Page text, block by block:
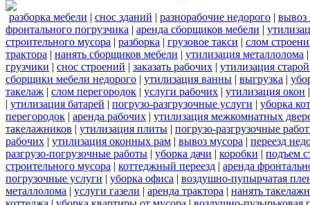
разборка мебели | снос зданий | разнорабочие недорого | вывоз
фронтального погрузчика | аренда сборщиков мебели |
строительного мусора | разборка | грузовое такси | слом
трактора | нанять сборщиков мебели | утилизация металлолома
грузчики | снос строений | заказать рабочих | утилизация
сборщики мебели недорого | утилизация ванны | выгрузка |
такелаж | слом перегородок | услуги рабочих | утилизация окон
| утилизация батарей | погрузо-разгрузочные услуги | уборка
перегородок | аренда рабочих | утилизация межкомнатных
такелажников | утилизация плиты | погрузо-разгрузочные
рабочих | утилизация оконных рам | вывоз мусора | переезд
разгрузо-погрузочные работы | уборка дачи | коробки | подъем
строительного мусора | коттеджный переезд | аренда
погрузочные услуги | уборка офиса | воздушно-пупырчатая
металлолома | услуги газели | аренда трактора | нанять